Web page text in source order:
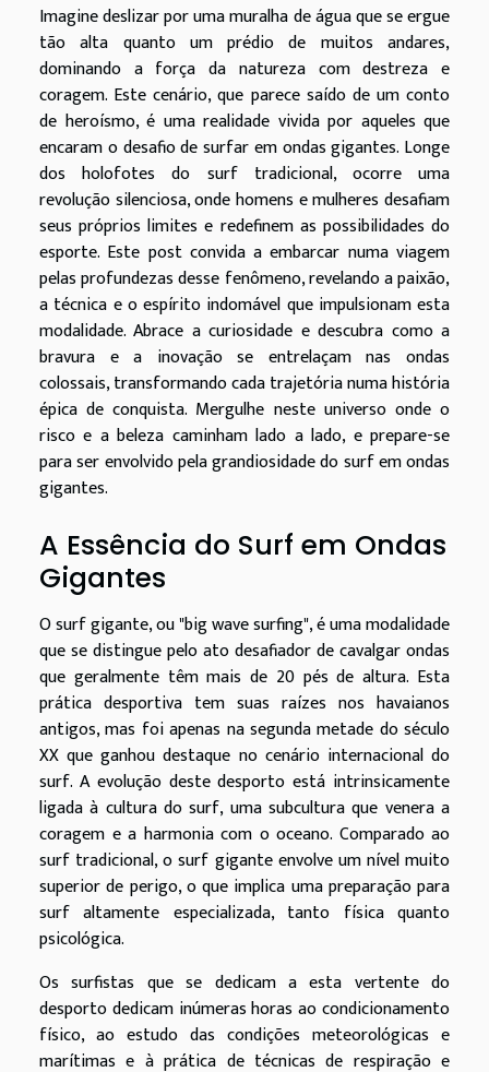
Imagine deslizar por uma muralha de água que se ergue
tão alta quanto um prédio de muitos andares,
dominando a força da natureza com destreza e
coragem. Este cenário, que parece saído de um conto
de heroísmo, é uma realidade vivida por aqueles que
encaram o desafio de surfar em ondas gigantes. Longe
dos holofotes do surf tradicional, ocorre uma
revolução silenciosa, onde homens e mulheres desafiam
seus próprios limites e redefinem as possibilidades do
esporte. Este post convida a embarcar numa viagem
pelas profundezas desse fenômeno, revelando a paixão,
a técnica e o espírito indomável que impulsionam esta
modalidade. Abrace a curiosidade e descubra como a
bravura e a inovação se entrelaçam nas ondas
colossais, transformando cada trajetória numa história
épica de conquista. Mergulhe neste universo onde o
risco e a beleza caminham lado a lado, e prepare-se
para ser envolvido pela grandiosidade do surf em ondas
gigantes.
A Essência do Surf em Ondas
Gigantes
O surf gigante, ou "big wave surfing", é uma modalidade
que se distingue pelo ato desafiador de cavalgar ondas
que geralmente têm mais de 20 pés de altura. Esta
prática desportiva tem suas raízes nos havaianos
antigos, mas foi apenas na segunda metade do século
XX que ganhou destaque no cenário internacional do
surf. A evolução deste desporto está intrinsicamente
ligada à cultura do surf, uma subcultura que venera a
coragem e a harmonia com o oceano. Comparado ao
surf tradicional, o surf gigante envolve um nível muito
superior de perigo, o que implica uma preparação para
surf altamente especializada, tanto física quanto
psicológica.
Os surfistas que se dedicam a esta vertente do
desporto dedicam inúmeras horas ao condicionamento
físico, ao estudo das condições meteorológicas e
marítimas e à prática de técnicas de respiração e